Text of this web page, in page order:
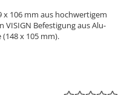
x 106 mm aus hoch­wer­ti­gem
VI­SIGN Be­fes­ti­gung aus Alu­
x 105 mm).